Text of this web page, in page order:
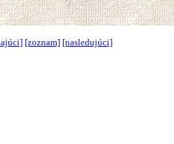
[zoznam] [nasledujúci]